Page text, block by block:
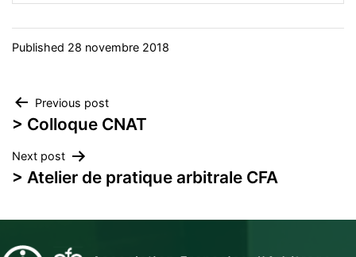
Published 28 novembre 2018
Navigation
de
l’article
Previous post
> Colloque CNAT
Next post
> Atelier de pratique arbitrale CFA